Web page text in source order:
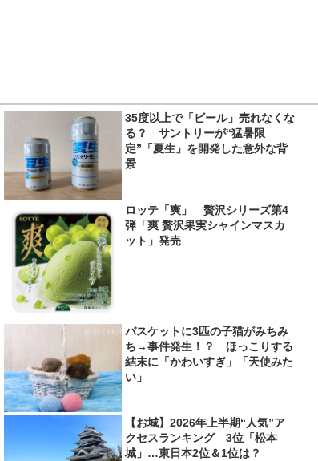
35度以上で「ビール」売れなくな
る？ サントリーが“猛暑限
定”「夏生」を開発した意外な背
景
ロッテ「爽」 贅沢シリーズ第4
弾「爽 贅沢果実シャインマスカ
ット」発売
バスケットに3匹の子猫がみちみ
ち→事件発生！？ ほっこりする
結末に「かわいすぎ」「天使みた
い」
【お城】2026年上半期“人気”ア
クセスランキング 3位「松本
城」…東日本2位＆1位は？